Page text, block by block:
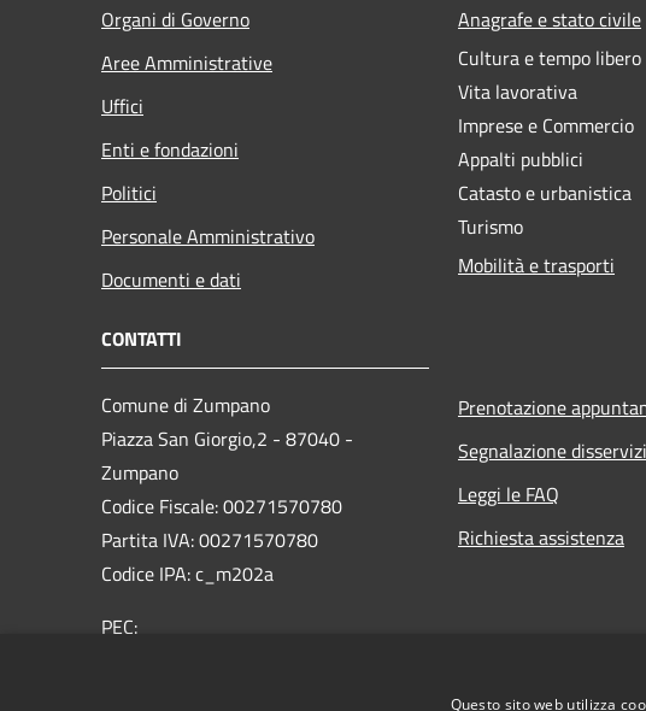
Organi di Governo
Aree Amministrative
Uffici
Enti e fondazioni
Politici
Personale Amministrativo
Documenti e dati
Anagrafe e stato civile
Cultura e tempo libero
Vita lavorativa
Imprese e Commercio
Appalti pubblici
Catasto e urbanistica
Turismo
Mobilità e trasporti
CONTATTI
Comune di Zumpano
Piazza San Giorgio,2 - 87040 -
Zumpano
Codice Fiscale: 00271570780
Partita IVA: 00271570780
Codice IPA: c_m202a
PEC:
Prenotazione
Segnalazione
Leggi le FAQ
Richiesta assistenza
Questo sito web utilizza